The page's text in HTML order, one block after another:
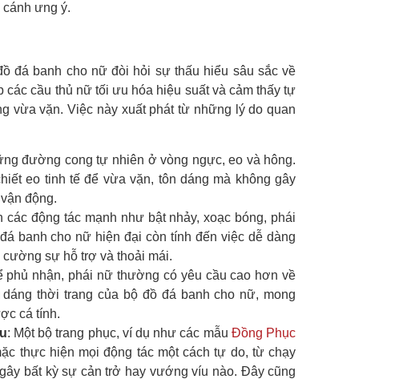
ưng ý.
đá banh cho nữ đòi hỏi sự thấu hiểu sâu sắc về
cầu thủ nữ tối ưu hóa hiệu suất và cảm thấy tự
vừa vặn. Việc này xuất phát từ những lý do quan
đường cong tự nhiên ở vòng ngực, eo và hông.
eo tinh tế để vừa vặn, tôn dáng mà không gây
động.
các động tác mạnh như bật nhảy, xoạc bóng, phái
banh cho nữ hiện đại còn tính đến việc dễ dàng
cường sự hỗ trợ và thoải mái.
phủ nhận, phái nữ thường có yêu cầu cao hơn về
thời trang của bộ đồ đá banh cho nữ, mong
cá tính.
: Một bộ trang phục, ví dụ như các mẫu Đồng Phục
thực hiện mọi động tác một cách tự do, từ chạy
bất kỳ sự cản trở hay vướng víu nào. Đây cũng